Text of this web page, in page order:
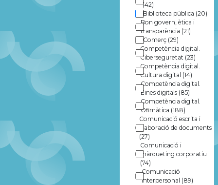
(42)
Biblioteca pública (20)
Bon govern, ètica i
transparència (21)
Comerç (29)
Competència digital.
Ciberseguretat (23)
Competència digital.
Cultura digital (14)
Competència digital.
Eines digitals (85)
Competència digital.
Ofimàtica (188)
Comunicació escrita i
elaboració de documents
(27)
Comunicació i
màrqueting corporatiu
(74)
Comunicació
interpersonal (89)